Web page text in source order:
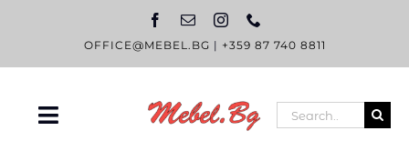
OFFICE@MEBEL.BG | +359 87 740 8811
Toggle
Search
for: